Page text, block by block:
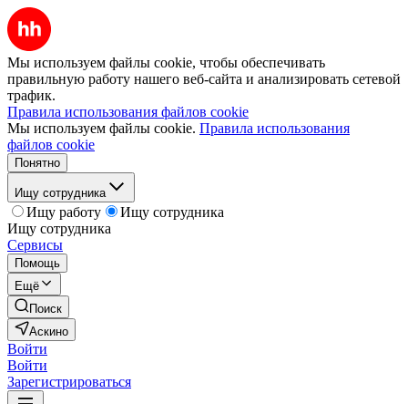
Мы используем файлы cookie, чтобы обеспечивать
правильную работу нашего веб-сайта и анализировать сетевой
трафик.
Правила использования файлов cookie
Мы используем файлы cookie. Правила использования
файлов cookie
Понятно
Ищу сотрудника
Ищу работу
Ищу сотрудника
Ищу сотрудника
Сервисы
Помощь
Ещё
Поиск
Аскино
Войти
Войти
Зарегистрироваться